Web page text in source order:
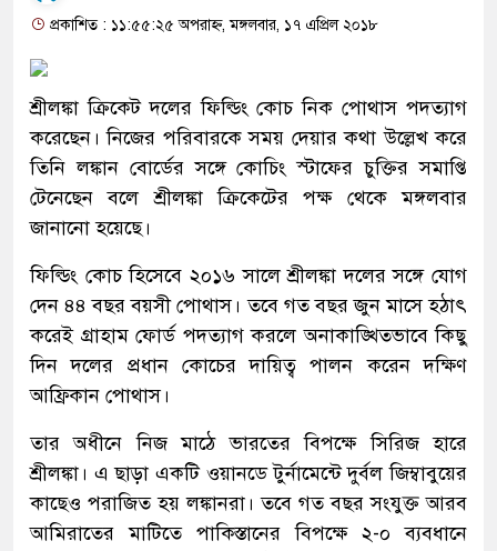
প্রকাশিত : ১১:৫৫:২৫ অপরাহ্ন, মঙ্গলবার, ১৭ এপ্রিল ২০১৮
শ্রীলঙ্কা ক্রিকেট দলের ফিল্ডিং কোচ নিক পোথাস পদত্যাগ
করেছেন। নিজের পরিবারকে সময় দেয়ার কথা উল্লেখ করে
তিনি লঙ্কান বোর্ডের সঙ্গে কোচিং স্টাফের চুক্তির সমাপ্তি
টেনেছেন বলে শ্রীলঙ্কা ক্রিকেটের পক্ষ থেকে মঙ্গলবার
জানানো হয়েছে।
ফিল্ডিং কোচ হিসেবে ২০১৬ সালে শ্রীলঙ্কা দলের সঙ্গে যোগ
দেন ৪৪ বছর বয়সী পোথাস। তবে গত বছর জুন মাসে হঠাৎ
করেই গ্রাহাম ফোর্ড পদত্যাগ করলে অনাকাঙ্খিতভাবে কিছু
দিন দলের প্রধান কোচের দায়িত্ব পালন করেন দক্ষিণ
আফ্রিকান পোথাস।
তার অধীনে নিজ মাঠে ভারতের বিপক্ষে সিরিজ হারে
শ্রীলঙ্কা। এ ছাড়া একটি ওয়ানডে টুর্নামেন্টে দুর্বল জিম্বাবুয়ের
কাছেও পরাজিত হয় লঙ্কানরা। তবে গত বছর সংযুক্ত আরব
আমিরাতের মাটিতে পাকিস্তানের বিপক্ষে ২-০ ব্যবধানে